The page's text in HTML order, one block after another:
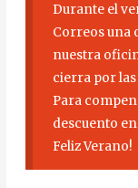
Durante el
Correos una
nuestra
cierra por
Para
descuento
Feliz Verano!